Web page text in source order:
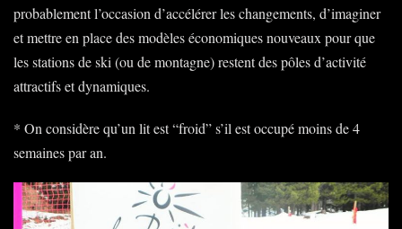
probablement l’occasion d’accélérer les changements, d’imaginer
et mettre en place des modèles économiques nouveaux pour que
les stations de ski (ou de montagne) restent des pôles d’activité
attractifs et dynamiques.
* On considère qu’un lit est “froid” s’il est occupé moins de 4
semaines par an.